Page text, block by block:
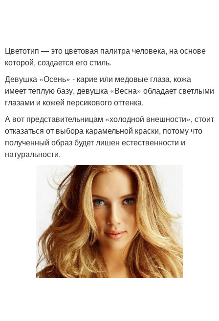
Цветотип — это цветовая палитра человека, на основе
которой, создается его стиль.
Девушка «Осень» - карие или медовые глаза, кожа
имеет теплую базу, девушка «Весна» обладает светлыми
глазами и кожей персикового оттенка.
А вот представительницам «холодной внешности», стоит
отказаться от выбора карамельной краски, потому что
полученный образ будет лишен естественности и
натуральности.